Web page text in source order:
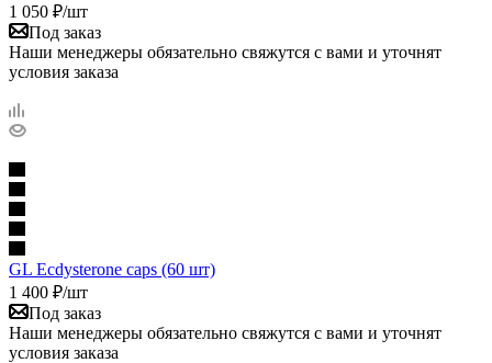
1 050 ₽/шт
Под заказ
Наши менеджеры обязательно свяжутся с вами и уточнят
условия заказа
GL Ecdysterone caps (60 шт)
1 400 ₽/шт
Под заказ
Наши менеджеры обязательно свяжутся с вами и уточнят
условия заказа